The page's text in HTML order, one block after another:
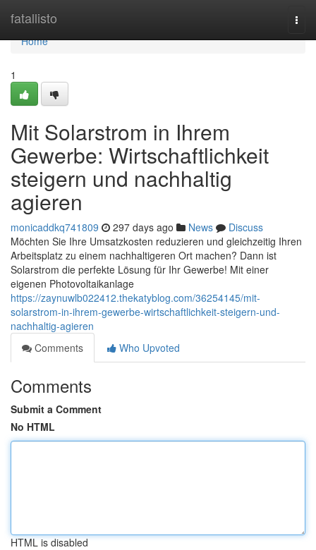
fatallisto
Home
Home
1
Mit Solarstrom in Ihrem
Gewerbe: Wirtschaftlichkeit
steigern und nachhaltig
agieren
monicaddkq741809 297 days ago News
Discuss
Möchten Sie Ihre Umsatzkosten reduzieren und gleichzeitig Ihren
Arbeitsplatz zu einem nachhaltigeren Ort machen? Dann ist
Solarstrom die perfekte Lösung für Ihr Gewerbe! Mit einer
eigenen Photovoltaikanlage
https://zaynuwlb022412.thekatyblog.com/36254145/mit-
solarstrom-in-ihrem-gewerbe-wirtschaftlichkeit-steigern-und-
nachhaltig-agieren
Comments
Who Upvoted
Comments
Submit a Comment
No HTML
HTML is disabled